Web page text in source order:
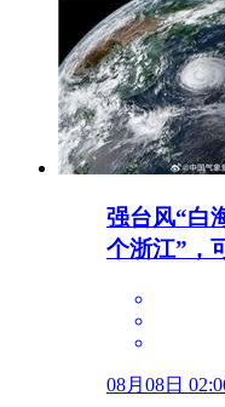
强台风“白
个浙江”，
08月08日